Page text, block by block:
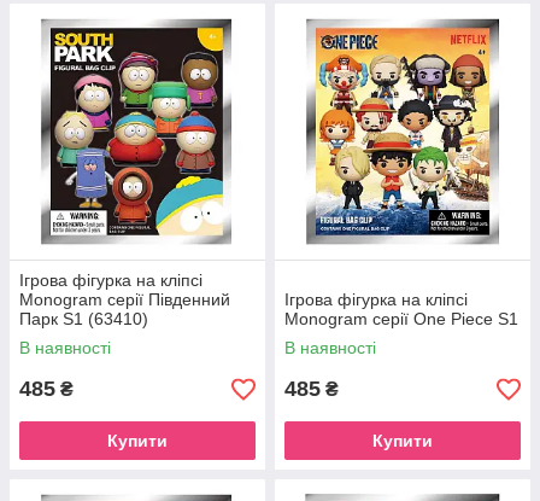
Ігрова фігурка на кліпсі
Monogram серії Південний
Парк S1 (63410)
В наявності
485 ₴
Купити
Ігрова фігурка на кліпсі
Monogram серії One Piece S1
В наявності
485 ₴
Купити